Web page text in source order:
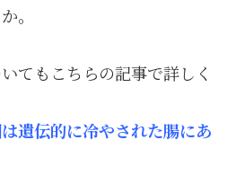
。
てもこちらの記事で詳しく
遺伝的に冷やされた腸にあ